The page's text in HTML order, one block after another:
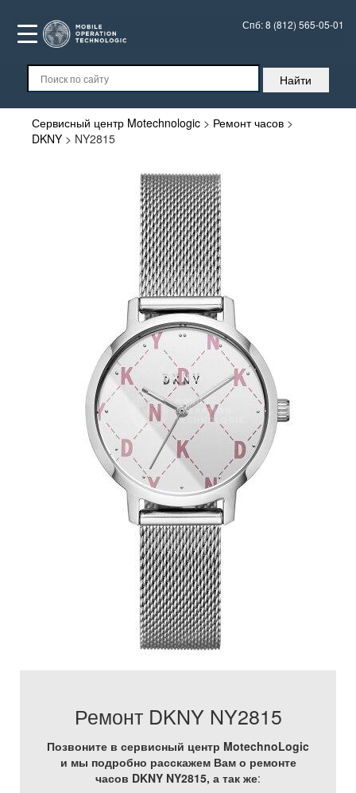
Спб:8 (812) 565-05-01
Сервисный центр Motechnologic > Ремонт часов >
DKNY > NY2815
Ремонт DKNY NY2815
Позвоните в сервисный центр MotechnoLogic
и мы подробно расскажем Вам о ремонте
часов DKNY NY2815, а так же: